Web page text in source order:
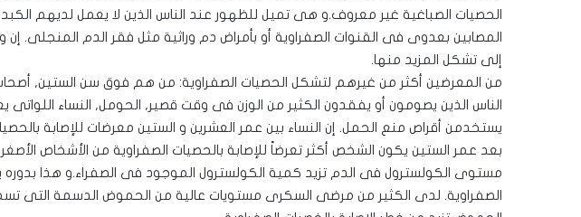
الحصيات الصباغية غير معروف.و هى تميل للظهور عند الناس الذين لا يعمل لديهم
المصابين بعدوى فى القنوات الصفراوية أو بأمراض دم وراثية مثل فقر الدم المنجلى.
إلى تشكل المزيد منها.
من المعرضين أكثر من غيرهم لتشكل الحصيات الصفراوية: من هم فوق سن الستين, أصحاب
الناس الذين يصومون أو يفقدون الكثير من الوزن فى وقت قصير, الحومل, النساء اللواتى
يستخدمن أقراص منع الحمل. إن النساء بين عمر العشرين و الستين معرضات للإصابة
بعد عمر الستين يكون الشخص أكثر تعرضاً للإصابة بالحصيات الصفراوية من الأشخاص
مستوى الكولسترول فى الدم تزيد كمية الكولسترول الموجود فى الصفراء.و هذا
الصفراوية. لدى الكثير من مرضى السكرى مستويات عالية من الحموض الدسمة التى